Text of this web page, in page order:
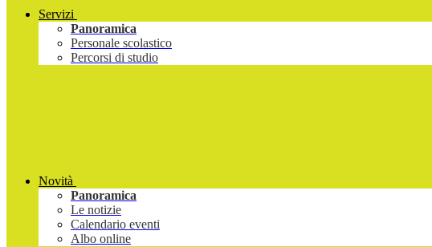
Servizi
Panoramica
Personale scolastico
Percorsi di studio
Novità
Panoramica
Le notizie
Calendario eventi
Albo online